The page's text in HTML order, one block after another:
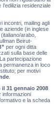
residenziale
incontri, mailing agli
aziende (in inglese
arabo,
Beirut-
per ogni ditta
sulla base delle
partecipazione
permanenza in loco
per motivi
il 31 gennaio 2008
informazioni
e la scheda